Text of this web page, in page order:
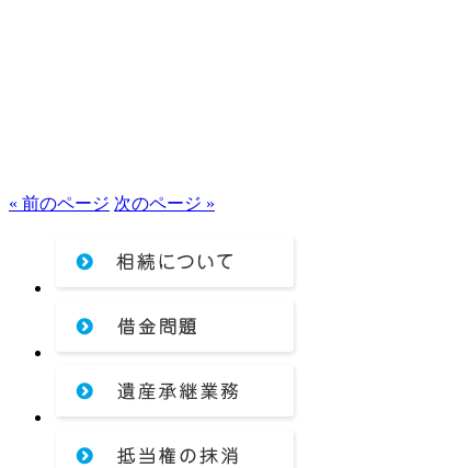
« 前のページ 次のページ »